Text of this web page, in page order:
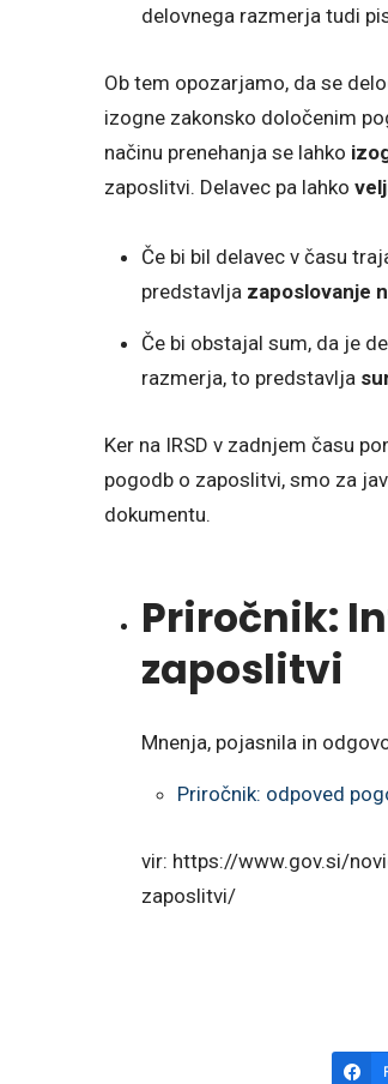
delovnega razmerja tudi
Ob tem opozarjamo, da se
izogne zakonsko določenim
načinu prenehanja se lahko
zaposlitvi. Delavec pa lahko
Če bi bil delavec v času
predstavlja zaposlovanje
Če bi obstajal sum, da je
razmerja, to predstavlja
Ker na IRSD v zadnjem času
pogodb o zaposlitvi, smo za
dokumentu.
Priročnik:
zaposlitvi
Mnenja, pojasnila in
Priročnik: odpoved
vir: https://www.gov.si/
zaposlitvi/